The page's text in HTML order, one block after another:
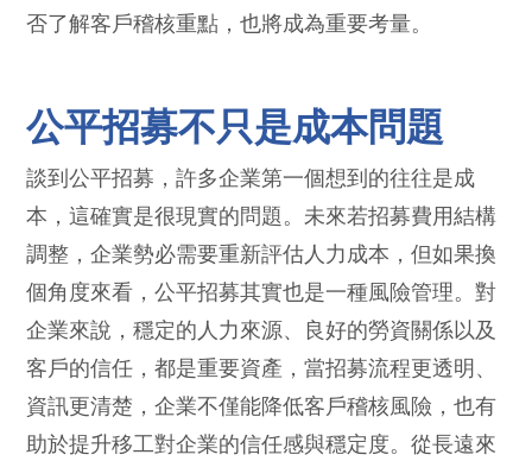
否了解客戶稽核重點，也將成為重要考量。
公平招募不只是成本問題
談到公平招募，許多企業第一個想到的往往是成
本，這確實是很現實的問題。未來若招募費用結構
調整，企業勢必需要重新評估人力成本，但如果換
個角度來看，公平招募其實也是一種風險管理。對
企業來說，穩定的人力來源、良好的勞資關係以及
客戶的信任，都是重要資產，當招募流程更透明、
資訊更清楚，企業不僅能降低客戶稽核風險，也有
助於提升移工對企業的信任感與穩定度。從長遠來